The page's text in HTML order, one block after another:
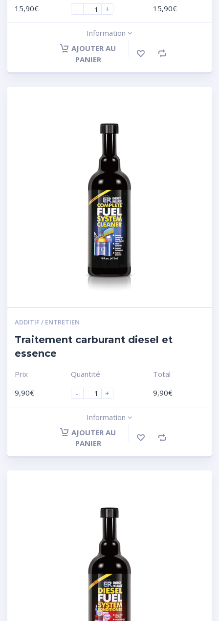
15,90€
-
+
15,90€
Information
AJOUTER AU
PANIER
ADDITIF / ENTRETIEN
Traitement carburant diesel et
essence
Prix
9,90€
Quantité
-
+
Total
9,90€
Information
AJOUTER AU
PANIER